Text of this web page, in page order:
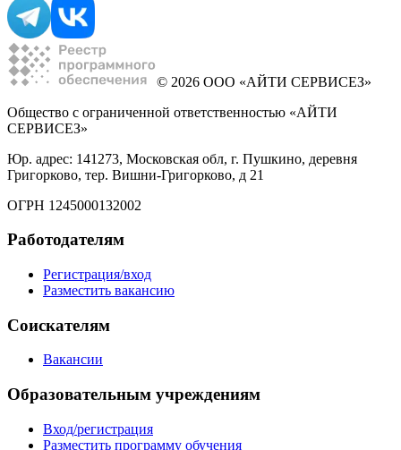
© 2026 ООО «АЙТИ СЕРВИСЕЗ»
Общество с ограниченной ответственностью «АЙТИ
СЕРВИСЕЗ»
Юр. адрес: 141273, Московская обл, г. Пушкино, деревня
Григорково, тер. Вишни-Григорково, д 21
ОГРН 1245000132002
Работодателям
Регистрация/вход
Разместить вакансию
Соискателям
Вакансии
Образовательным учреждениям
Вход/регистрация
Разместить программу обучения